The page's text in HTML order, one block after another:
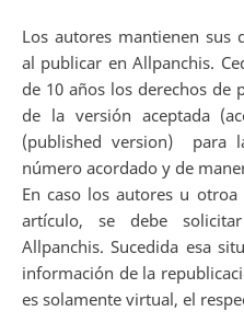
Los autores mantienen sus
al publicar en Allpanchis.
de 10 años los derechos
de la versión aceptada
(published version) para
número acordado y de
En caso los autores u
artículo, se debe
Allpanchis. Sucedida esa
información de la
es solamente virtual, el